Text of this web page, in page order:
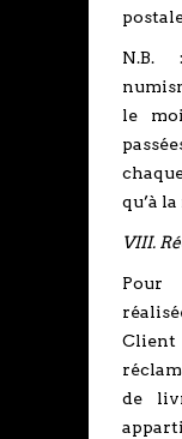
N.B.
le
qu’à
VIII.
Pour
de